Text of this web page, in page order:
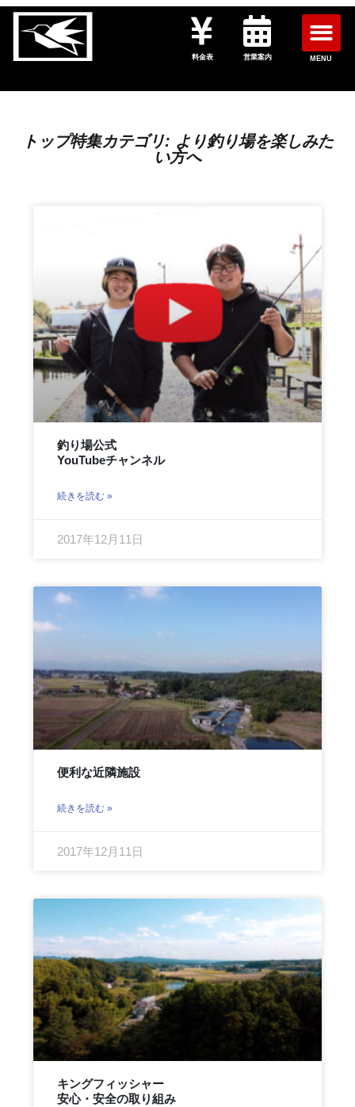
料金表 営業案内 MENU
トップ特集カテゴリ: より釣り場を楽しみた
い方へ
釣り場公式
YouTubeチャンネル
続きを読む »
2017年12月11日
便利な近隣施設
続きを読む »
2017年12月11日
キングフィッシャー
安心・安全の取り組み